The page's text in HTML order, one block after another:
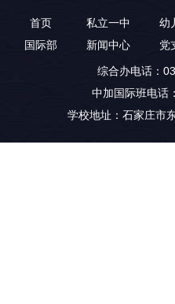
首页 私立一中 幼
国际部
新闻中心 党
综合办电话：
中加国际班电话
学校地址：石家庄市